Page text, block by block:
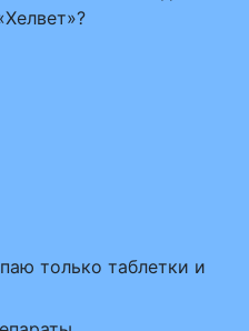
только таблетки и